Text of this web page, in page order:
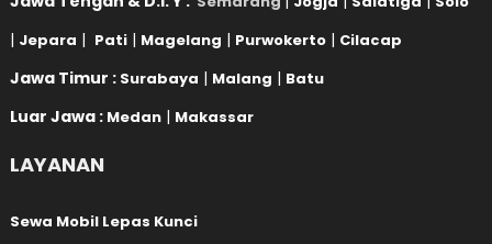
| Jepara | Pati | Magelang | Purwokerto | Cilacap
Jawa Timur : Surabaya | Malang | Batu
Luar Jawa : Medan | Makassar
LAYANAN
Sewa Mobil Lepas Kunci